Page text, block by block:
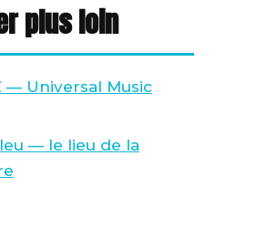
plus loin
— Universal Music
— le lieu de la